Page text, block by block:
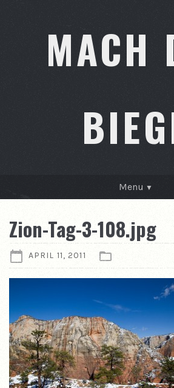
MACH
Menu
KONTAKT
ÜBER MICH
Zion-Tag-3-108.jpg
APRIL 11, 2011